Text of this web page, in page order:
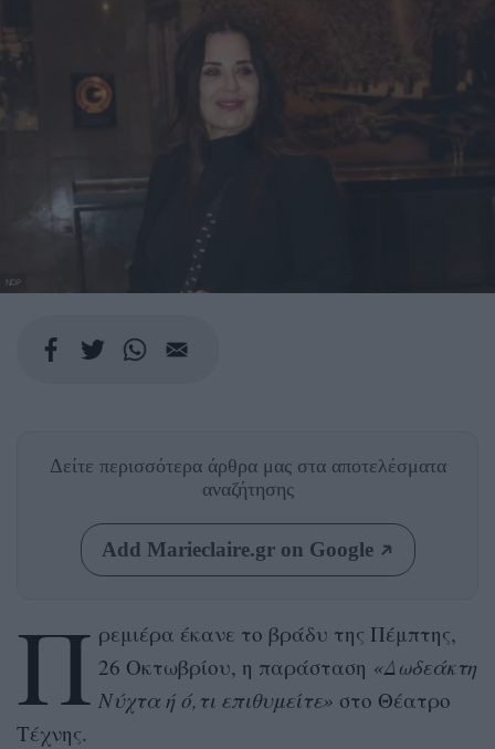
NDP
Δείτε περισσότερα άρθρα μας στα αποτελέσματα
αναζήτησης
Add Marieclaire.gr on Google
Π ρεμιέρα έκανε το βράδυ της Πέμπτης,
26 Οκτωβρίου, η παράσταση «Δωδεάκτη
Νύχτα ή ό,τι επιθυμείτε» στο Θέατρο
Τέχνης.